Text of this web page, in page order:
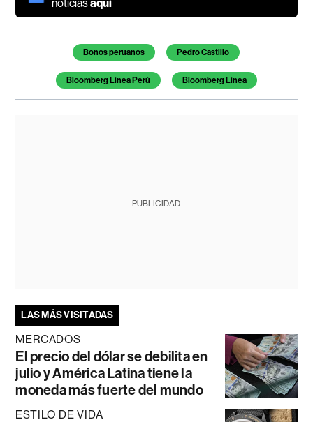
noticiasaquí
Temas de este artículo
Bonos peruanos Pedro Castillo
Bloomberg Línea Perú Bloomberg Línea
PUBLICIDAD
LAS MÁS VISITADAS
MERCADOS
El precio del dólar se debilita en
julio y América Latina tiene la
moneda más fuerte del mundo
ESTILO DE VIDA